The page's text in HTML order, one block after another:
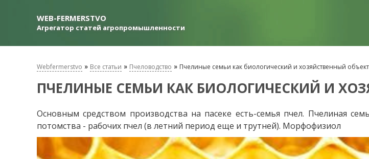
WEB-FERMERSTVO
Агрегатор статей агропромышленности
Webfermerstvo » Все статьи » Пчеловодство » Пчелиные семьи как биологический и хозяйственный объект
ПЧЕЛИНЫЕ СЕМЬИ КАК БИОЛОГИЧЕСКИЙ И
Основным средством производства на пасеке есть-семья пчел. Пчелиная
потомства - рабочих пчел (в летний период еще и трутней). Морфофизиол